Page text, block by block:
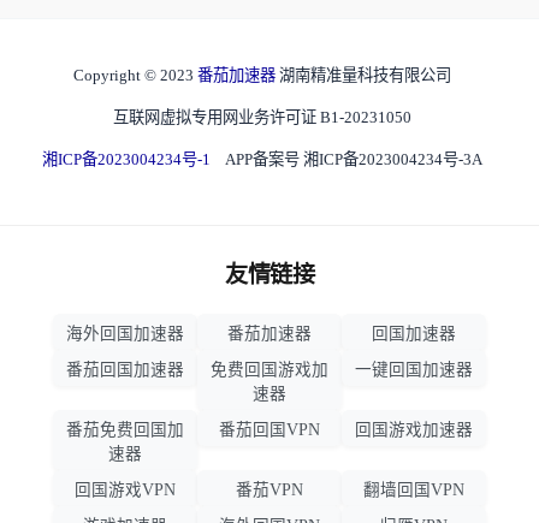
Copyright © 2023 番茄加速器 湖南精准量科技有限公司
互联网虚拟专用网业务许可证 B1-20231050
湘ICP备2023004234号-1 APP备案号 湘ICP备2023004234号-3A
友情链接
海外回国加速器 番茄加速器
回国加速器
番茄回国加速器
免费回国游戏加
速器
一键回国加速器
番茄免费回国加
速器
番茄回国VPN 回国游戏加速器
回国游戏VPN 番茄VPN
翻墙回国VPN